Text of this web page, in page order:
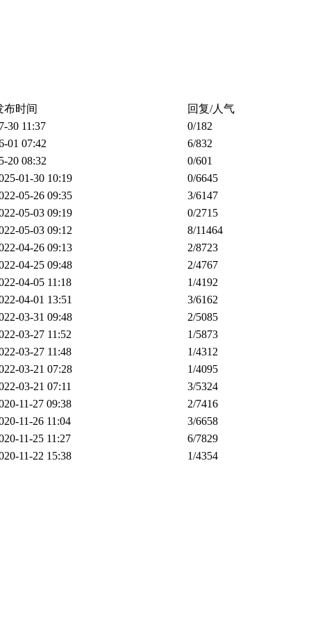
布时间
回复/人气
30 11:37 0/182
01 07:42 6/832
20 08:32 0/601
01-30 10:19 0/6645
05-26 09:35 3/6147
05-03 09:19 0/2715
05-03 09:12 8/11464
04-26 09:13 2/8723
04-25 09:48 2/4767
04-05 11:18 1/4192
04-01 13:51 3/6162
03-31 09:48 2/5085
03-27 11:52 1/5873
03-27 11:48 1/4312
03-21 07:28 1/4095
03-21 07:11 3/5324
11-27 09:38 2/7416
11-26 11:04 3/6658
11-25 11:27 6/7829
11-22 15:38 1/4354